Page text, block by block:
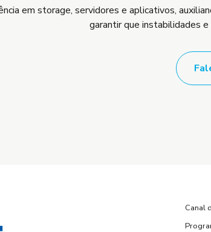
em storage, servidores e aplicativos,
garantir que instabilidades
Canal